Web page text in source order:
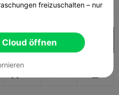
Creality Cloud öffnen
freizuschalten – nur
öffnen